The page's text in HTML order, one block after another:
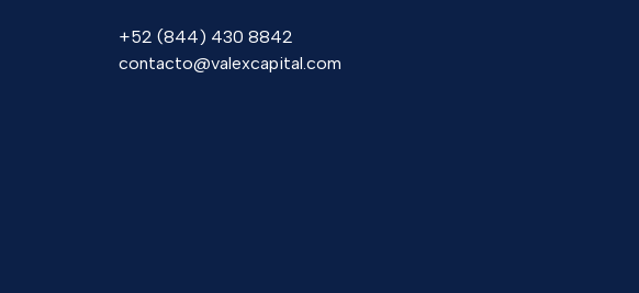
+52 (844) 430 8842
contacto@valexcapital.com